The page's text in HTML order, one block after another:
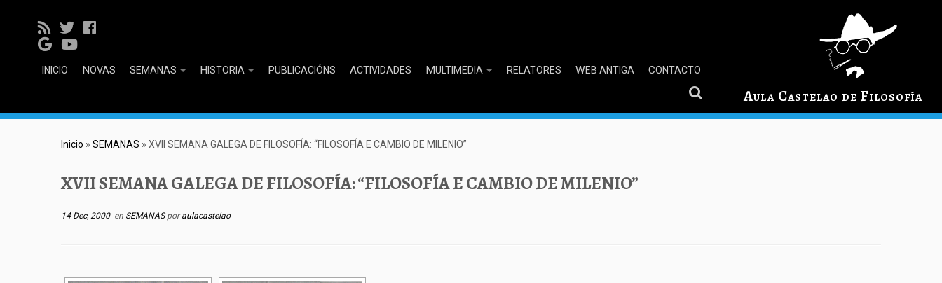
Aula Castelao de Filosofía
INICIO NOVAS SEMANAS HISTORIA PUBLICACIÓNS ACTIVIDADES MULTIMEDIA RELATORES WEB ANTIGA CONTACTO
Inicio » SEMANAS » XVII SEMANA GALEGA DE FILOSOFÍA: “FILOSOFÍA E CAMBIO DE MILENIO”
XVII SEMANA GALEGA DE FILOSOFÍA: “FILOSOFÍA E CAMBIO DE MILENIO”
14 Dec, 2000en SEMANASporaulacastelao